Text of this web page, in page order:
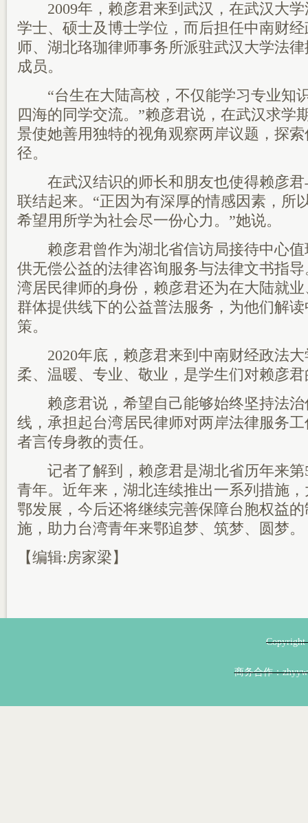
2009年，赖彦君来到武汉，在武汉大学
学士、硕士及博士学位，而后担任中南财
师、湖北珞珈律师事务所派驻武汉大学法
成员。
“台生在大陆高校，不仅能学习专业知
四海的同学交流。”赖彦君说，在武汉求学
景使她善用独特的视角观察两岸议题，探
径。
在武汉结识的师长和朋友也使得赖彦君
联结起来。“正因为有深厚的情感因素，所
希望用所学为社会尽一份心力。”她说。
赖彦君曾作为湖北省信访局接待中心值
供无偿公益的法律咨询服务与法律文书指
湾居民律师的身份，赖彦君还为在大陆就
群体提供线下的公益普法服务，为他们解
策。
2020年底，赖彦君来到中南财经政法大
柔、温暖、专业、敬业，是学生们对赖彦
赖彦君说，希望自己能够始终坚持法治
线，承担起台湾居民律师对两岸法律服务
者言传身教的责任。
记者了解到，赖彦君是湖北省历年来第
青年。近年来，湖北连续推出一系列措施
鄂发展，今后还将继续完善保障台胞权益
施，助力台湾青年来鄂追梦、筑梦、圆梦。
【编辑:房家梁】
商务合作：